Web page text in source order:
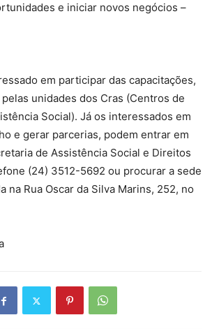
e iniciar novos negócios –
em participar das capacitações,
unidades dos Cras (Centros de
Social). Já os interessados em
e gerar parcerias, podem entrar em
de Assistência Social e Direitos
(24) 3512-5692 ou procurar a sede
na Rua Oscar da Silva Marins, 252, no